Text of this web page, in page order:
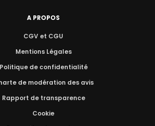
A PROPOS
CGV et CGU
Mentions Légales
Politique de confidentialité
de modération des avis
Rapport de transparence
Cookie